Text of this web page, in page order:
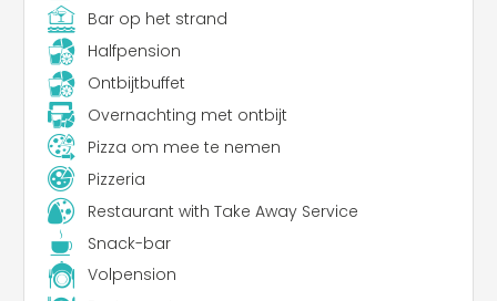
Bar op het strand
Halfpension
Ontbijtbuffet
Overnachting met ontbijt
Pizza om mee te nemen
Pizzeria
Restaurant with Take Away Service
Snack-bar
Volpension